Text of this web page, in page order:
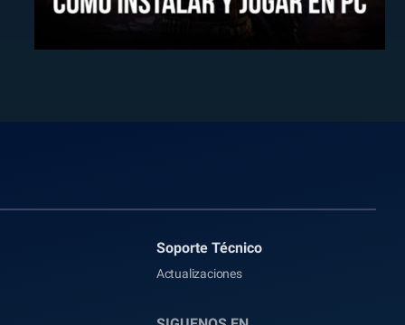
Soporte Técnico
Actualizaciones